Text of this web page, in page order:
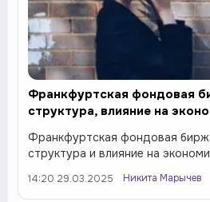
Франкфуртская фондовая
структура, влияние на
Франкфуртская фондовая
структура и влияние на
14:20 29.03.2025 Никита Марычев